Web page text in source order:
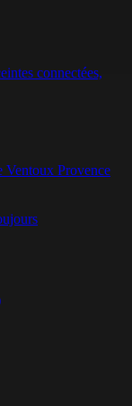
connectées,
Ventoux Provence